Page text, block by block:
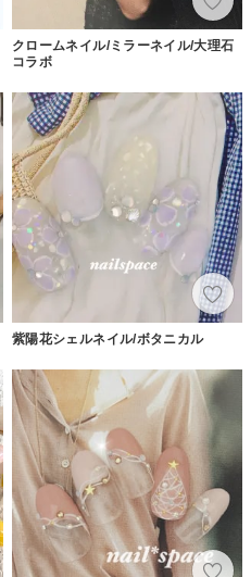
クロームネイル/ミラーネイル/大理石
コラボ
紫陽花シェルネイル/ボタニカル